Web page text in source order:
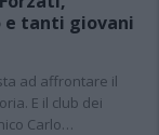
e tanti giovani
ad affrontare il
E il club dei
Carlo…